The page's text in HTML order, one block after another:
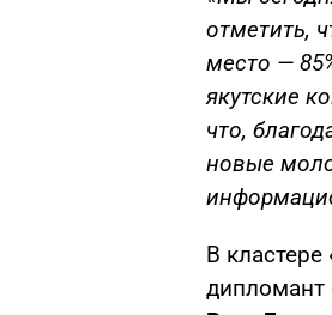
отметить,
место —
якутские
что,
новые
В
дипломант